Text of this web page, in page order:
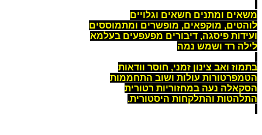
משאים ומתנים חשאים וגלויים
לוהטים, מוקפאים, מופשרים ומתמוססים
ועידות פיסגה, דיבורים מפעפעים בעלמא
לילה רד ושמש נמה
בתמוז ואב צינון זמני, חוסר וודאות
הטמפרטורות עולות ושוב התחממות
הסקאלה נעה במחזוריות רטורית
התלהטות והתלקחות היסטורית.